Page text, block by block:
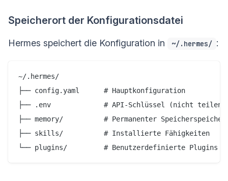
Speicherort der Konfigurationsdatei
Hermes speichert die Konfiguration in ~/.hermes/ :
~/.hermes/
├── config.yaml      # Hauptkonfiguration
├── .env             # API-Schlüssel (nicht
├── memory/          # Permanenter Speicherspeicher
├── skills/          # Installierte Fähigkeiten
└── plugins/         # Benutzerdefinierte Plugins